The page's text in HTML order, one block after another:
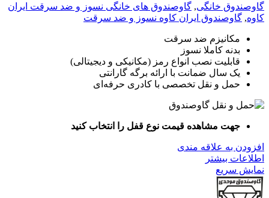
گاوصندوق خانگی, گاوصندوق های خانگی نسوز و ضد سرقت ایران
کاوه, گاوصندوق ایران کاوه نسوز و ضد سرقت
مکانیزم ضد سرقت
بدنه کاملا نسوز
قابلیت نصب انواع رمز (مکانیکی و دیجیتالی)
یک سال ضمانت با ارائه برگه گارانتی
حمل و نقل تخصصی با کادری حرفه‌ای
جهت مشاهده قیمت نوع قفل را انتخاب کنید
افزودن به علاقه مندی
اطلاعات بیشتر
نمایش سریع